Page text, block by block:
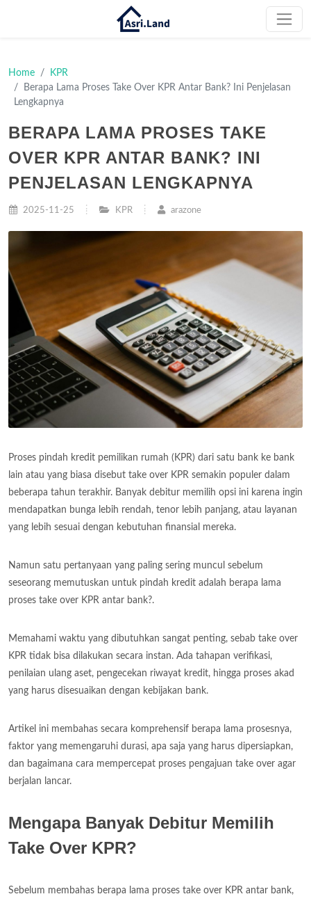
Home
KPR
Berapa Lama Proses Take Over KPR Antar Bank? Ini Penjelasan
Lengkapnya
BERAPA LAMA PROSES TAKE
OVER KPR ANTAR BANK? INI
PENJELASAN LENGKAPNYA
2025-11-25 KPR arazone
Proses pindah kredit pemilikan rumah (KPR) dari satu bank ke bank
lain atau yang biasa disebut take over KPR semakin populer dalam
beberapa tahun terakhir. Banyak debitur memilih opsi ini karena ingin
mendapatkan bunga lebih rendah, tenor lebih panjang, atau layanan
yang lebih sesuai dengan kebutuhan finansial mereka.
Namun satu pertanyaan yang paling sering muncul sebelum
seseorang memutuskan untuk pindah kredit adalah berapa lama
proses take over KPR antar bank?.
Memahami waktu yang dibutuhkan sangat penting, sebab take over
KPR tidak bisa dilakukan secara instan. Ada tahapan verifikasi,
penilaian ulang aset, pengecekan riwayat kredit, hingga proses akad
yang harus disesuaikan dengan kebijakan bank.
Artikel ini membahas secara komprehensif berapa lama prosesnya,
faktor yang memengaruhi durasi, apa saja yang harus dipersiapkan,
dan bagaimana cara mempercepat proses pengajuan take over agar
berjalan lancar.
Mengapa Banyak Debitur Memilih
Take Over KPR?
Sebelum membahas berapa lama proses take over KPR antar bank,